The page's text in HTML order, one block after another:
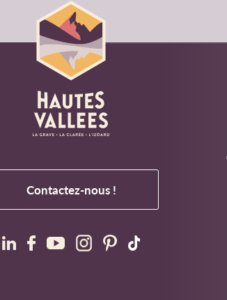
Contactez-nous !